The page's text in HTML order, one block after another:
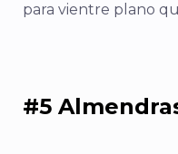
para vientre plano
#5